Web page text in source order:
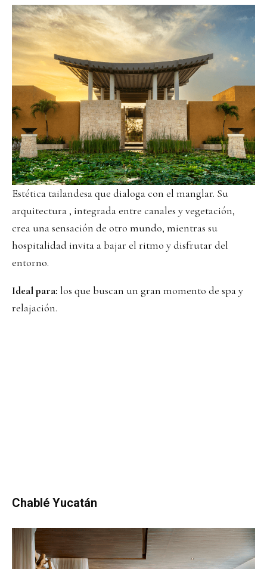
Estética tailandesa que dialoga con el manglar. Su
arquitectura , integrada entre canales y vegetación,
crea una sensación de otro mundo, mientras su
hospitalidad invita a bajar el ritmo y disfrutar del
entorno.
Ideal para: los que buscan un gran momento de spa y
relajación.
Chablé Yucatán